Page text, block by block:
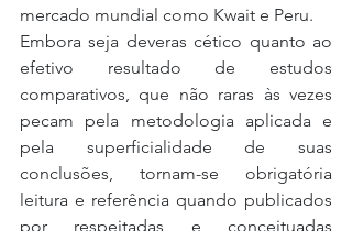
mercado mundial como Kwait e Peru.
Embora seja deveras cético quanto ao
efetivo resultado de estudos
comparativos, que não raras às vezes
pecam pela metodologia aplicada e
pela superficialidade de suas
conclusões, tornam-se obrigatória
leitura e referência quando publicados
por respeitadas e conceituadas